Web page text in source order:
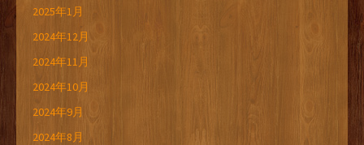
2025年1月
2024年12月
2024年11月
2024年10月
2024年9月
2024年8月